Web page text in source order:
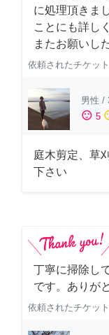
に処理頂きま
ことにも詳し
またお願いし
依頼されたチケット
男性 /
sentiment_satisfied 5
庭木剪定、
下さい
丁寧に掃除し
です。ありが
依頼されたチケット